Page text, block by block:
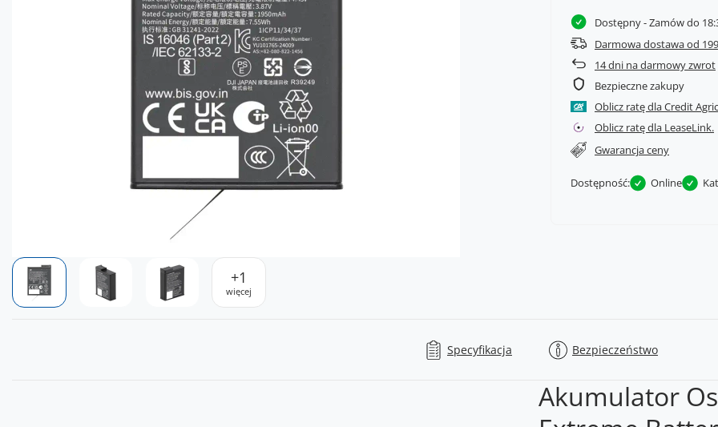
+1
więcej
Dostępny- Zamów do
Darmowa dostawa od
14dni na darmowy zwrot
Bezpieczne zakupy
Oblicz ratę dla Credit
Oblicz ratę dla LeaseLink.
Gwarancja ceny
Dostępność: Online
Specyfikacja Bezpieczeństwo
Akumulator